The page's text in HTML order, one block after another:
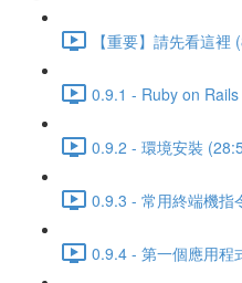
【重要】請先看這裡
0.9.1 - Ruby on
0.9.2 - 環境安裝
0.9.3 - 常用終端機指
0.9.4 - 第一個應用程